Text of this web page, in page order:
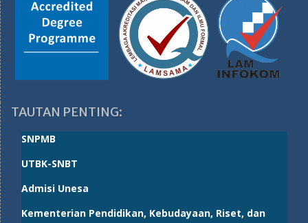
TAUTAN PENTING:
SNPMB
UTBK-SNBT
Admisi Unesa
Kementerian Pendidikan, Kebudayaan, Riset, dan